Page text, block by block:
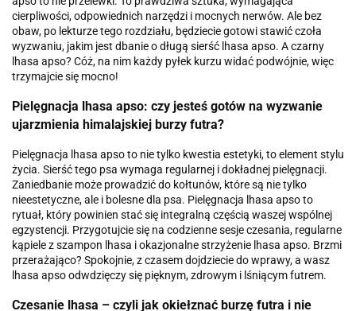
cierpliwości, odpowiednich narzędzi i mocnych nerwów. Ale bez
obaw, po lekturze tego rozdziału, będziecie gotowi stawić czoła
wyzwaniu, jakim jest dbanie o długą sierść lhasa apso. A czarny
lhasa apso? Cóż, na nim każdy pyłek kurzu widać podwójnie, więc
trzymajcie się mocno!
Pielęgnacja lhasa apso: czy jesteś gotów na wyzwanie
ujarzmienia himalajskiej burzy futra?
Pielęgnacja lhasa apso to nie tylko kwestia estetyki, to element stylu
życia. Sierść tego psa wymaga regularnej i dokładnej pielęgnacji.
Zaniedbanie może prowadzić do kołtunów, które są nie tylko
nieestetyczne, ale i bolesne dla psa. Pielęgnacja lhasa apso to
rytuał, który powinien stać się integralną częścią waszej wspólnej
egzystencji. Przygotujcie się na codzienne sesje czesania, regularne
kąpiele z szampon lhasa i okazjonalne strzyżenie lhasa apso. Brzmi
przerażająco? Spokojnie, z czasem dojdziecie do wprawy, a wasz
lhasa apso odwdzięczy się pięknym, zdrowym i lśniącym futrem.
Czesanie lhasa – czyli jak okiełznać burzę futra i nie